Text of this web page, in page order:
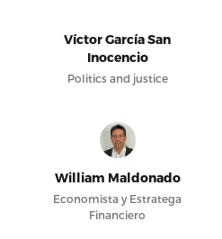
Víctor García San
Inocencio
Politics and justice
William Maldonado
Economista y Estratega
Financiero